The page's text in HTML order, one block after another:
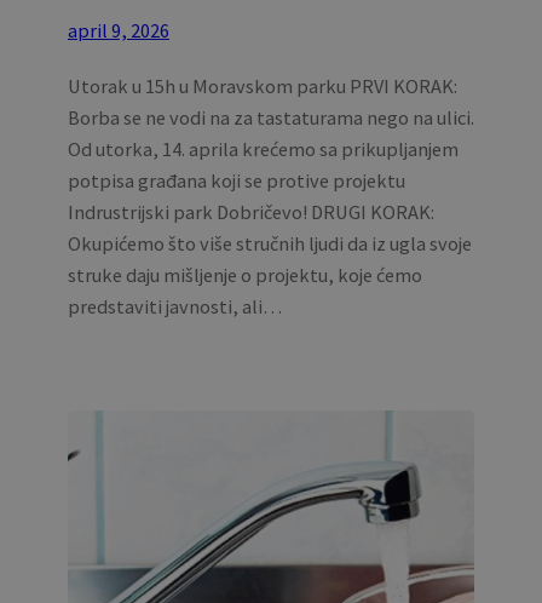
april 9, 2026
Utorak u 15h u Moravskom parku PRVI KORAK:
Borba se ne vodi na za tastaturama nego na ulici.
Od utorka, 14. aprila krećemo sa prikupljanjem
potpisa građana koji se protive projektu
Indrustrijski park Dobričevo! DRUGI KORAK:
Okupićemo što više stručnih ljudi da iz ugla svoje
struke daju mišljenje o projektu, koje ćemo
predstaviti javnosti, ali…